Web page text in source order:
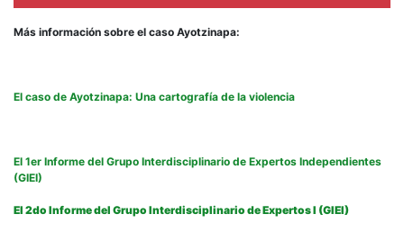
Más información sobre el caso Ayotzinapa:
El caso de Ayotzinapa: Una cartografía de la violencia
El 1er Informe del Grupo Interdisciplinario de Expertos Independientes
(GIEI)
El 2do Informe del Grupo Interdisciplinario de Expertos I (GIEI)